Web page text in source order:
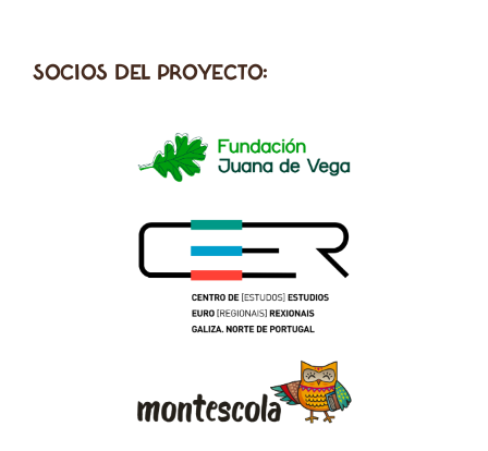
SOCIOS DEL PROYECTO: